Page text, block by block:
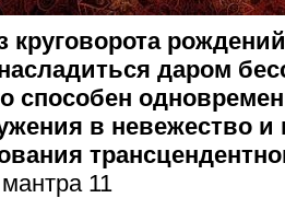
круговорота
даром
способен
в невежество и
11